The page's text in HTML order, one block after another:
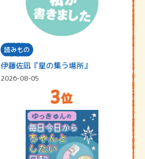
読みもの
伊藤佐凪『星の集う場所』
2026-08-05